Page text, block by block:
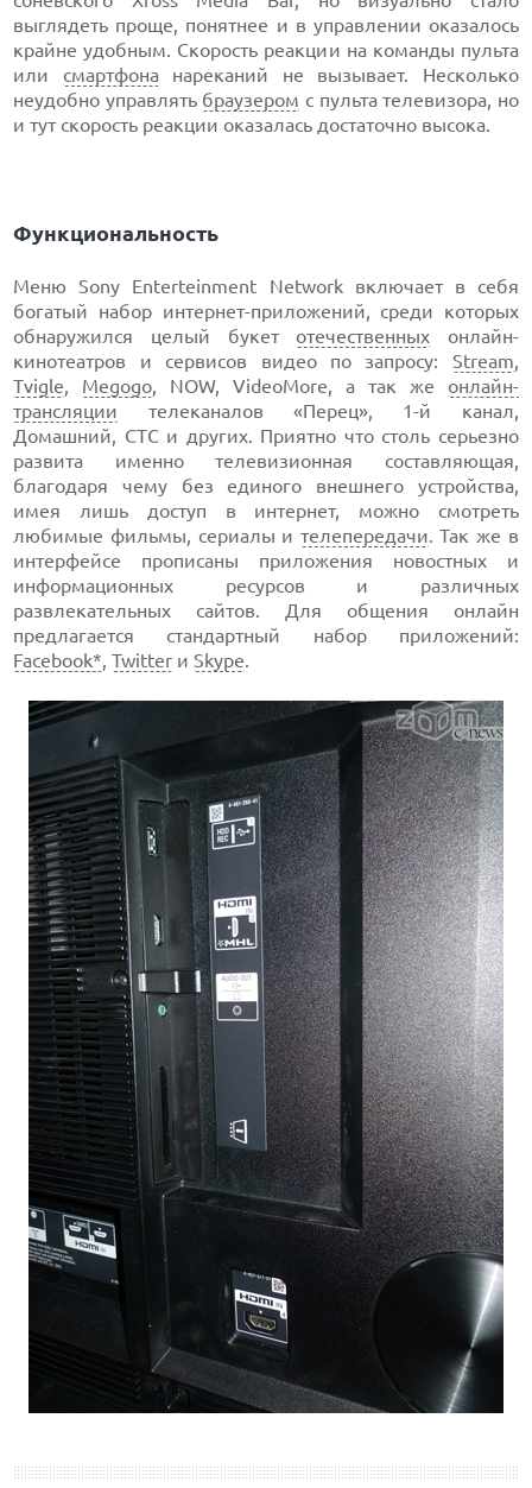
выглядеть проще, понятнее и в управлении оказалось
крайне удобным. Скорость реакции на команды пульта
или смартфонанареканий не вызывает. Несколько
неудобно управлять браузером с пульта телевизора, но
и тут скорость реакции оказалась достаточно высока.
Функциональность
Меню Sony Enterteinment Network включает в себя
богатый набор интернет-приложений, среди которых
обнаружился целый букет отечественных онлайн-
кинотеатров и сервисов видео по запросу: Stream,
Tvigle, Megogo, NOW, VideoMore, а так же онлайн-
трансляции телеканалов «Перец», 1-й канал,
Домашний, СТС и других. Приятно что столь серьезно
развита именно телевизионная составляющая,
благодаря чему без единого внешнего устройства,
имея лишь доступ в интернет, можно смотреть
любимые фильмы, сериалы и телепередачи. Так же в
интерфейсе прописаны приложения новостных и
информационных ресурсов и различных
развлекательных сайтов. Для общения онлайн
предлагается стандартный набор приложений:
Facebook*,Twitter иSkype.